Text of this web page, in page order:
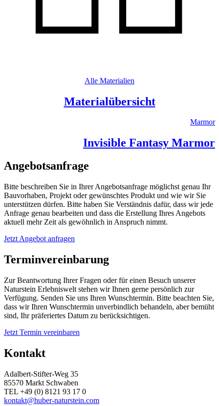
Alle Materialien
Materialübersicht
Marmor
Invisible Fantasy Marmor
Angebotsanfrage
Bitte beschreiben Sie in Ihrer Angebotsanfrage möglichst genau Ihr
Bauvorhaben, Projekt oder gewünschtes Produkt und wie wir Sie
unterstützen dürfen. Bitte haben Sie Verständnis dafür, dass wir jede
Anfrage genau bearbeiten und dass die Erstellung Ihres Angebots
aktuell mehr Zeit als gewöhnlich in Anspruch nimmt.
Jetzt Angebot anfragen
Terminvereinbarung
Zur Beantwortung Ihrer Fragen oder für einen Besuch unserer
Naturstein Erlebniswelt stehen wir Ihnen gerne persönlich zur
Verfügung. Senden Sie uns Ihren Wunschtermin. Bitte beachten Sie,
dass wir Ihren Wunschtermin unverbindlich behandeln, aber bemüht
sind, Ihr präferiertes Datum zu berücksichtigen.
Jetzt Termin vereinbaren
Kontakt
Adalbert-Stifter-Weg 35
85570 Markt Schwaben
TEL +49 (0) 8121 93 17 0
kontakt@huber-naturstein.com